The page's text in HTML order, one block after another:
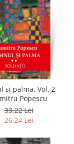
si palma, Vol. 2 -
Popescu
33,22 Lei
26,24 Lei